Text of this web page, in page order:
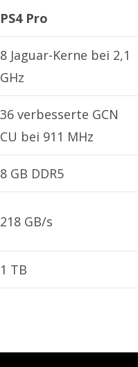
PS4 Pro
8 Jaguar-Kerne bei 2,1
GHz
36 verbesserte GCN
CU bei 911 MHz
8 GB DDR5
218 GB/s
1 TB